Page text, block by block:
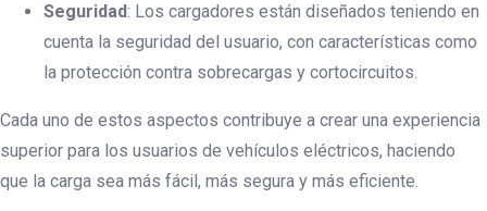
Seguridad: Los cargadores están diseñados teniendo en
cuenta la seguridad del usuario, con características como
la protección contra sobrecargas y cortocircuitos.
Cada uno de estos aspectos contribuye a crear una experiencia
superior para los usuarios de vehículos eléctricos, haciendo
que la carga sea más fácil, más segura y más eficiente.